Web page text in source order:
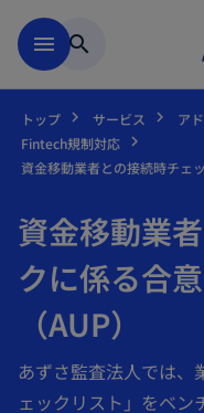
menu search
トップ サービス ア
Fintech規制対応
資金移動業者との接続時チェ
資金移動業
クに係る合
（AUP）
あずさ監査法人では、
ェックリスト」をベン